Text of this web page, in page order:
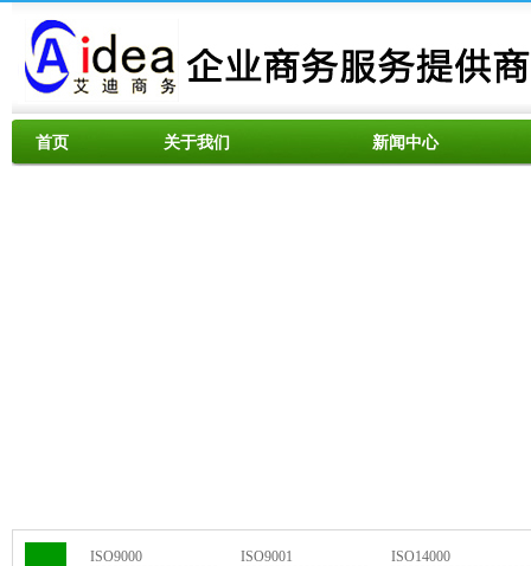
首页 关于我们 新闻中心
ISO9000 ISO9001
ISO14000